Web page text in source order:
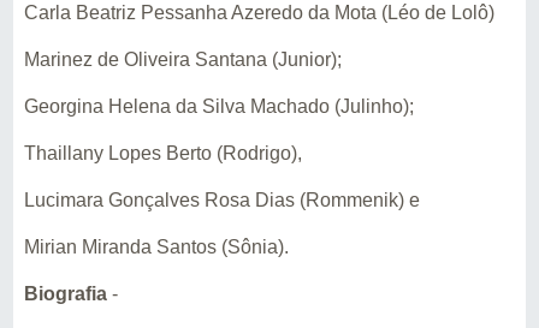
Carla Beatriz Pessanha Azeredo da Mota (Léo de Lolô)
Marinez de Oliveira Santana (Junior);
Georgina Helena da Silva Machado (Julinho);
Thaillany Lopes Berto (Rodrigo),
Lucimara Gonçalves Rosa Dias (Rommenik) e
Mirian Miranda Santos (Sônia).
Biografia-